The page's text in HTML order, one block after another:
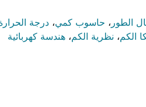
الطور ، حاسوب كمي، درجة
الكم، نظرية الكم، هندسة كهربائية